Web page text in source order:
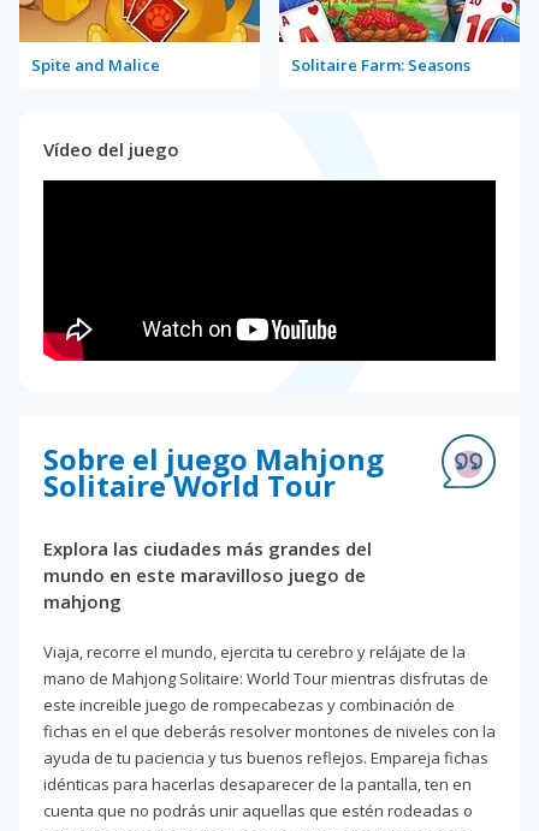
Spite and Malice Solitaire Farm: Seasons
Vídeo del juego
Sobre el juego Mahjong
Solitaire World Tour
Explora las ciudades más grandes del
mundo en este maravilloso juego de
mahjong
Viaja, recorre el mundo, ejercita tu cerebro y relájate de la
mano de Mahjong Solitaire: World Tour mientras disfrutas de
este increible juego de rompecabezas y combinación de
fichas en el que deberás resolver montones de niveles con la
ayuda de tu paciencia y tus buenos reflejos. Empareja fichas
idénticas para hacerlas desaparecer de la pantalla, ten en
cuenta que no podrás unir aquellas que estén rodeadas o